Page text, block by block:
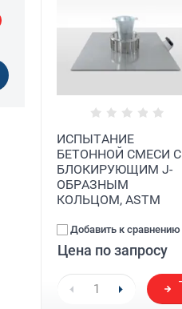
ИСПЫТАНИЕ
БЕТОННОЙ СМЕСИ С
БЛОКИРУЮЩИМ J-
ОБРАЗНЫМ
КОЛЬЦОМ, ASTM
Добавить к сравнению
Цена по запросу